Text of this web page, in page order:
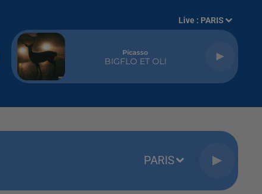
Live : PARIS
Picasso
BIGFLO ET OLI
PARIS